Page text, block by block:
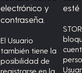
electrónico y
contraseña.
El Usuario
también tiene la
posibilidad de
registrarse en la